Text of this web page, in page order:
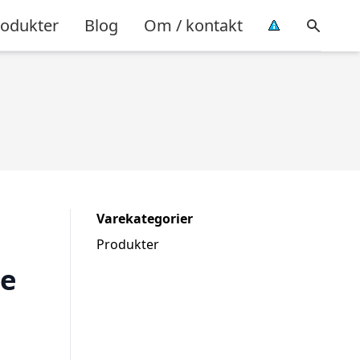
Blog Om / kontakt
Varekategorier
Produkter